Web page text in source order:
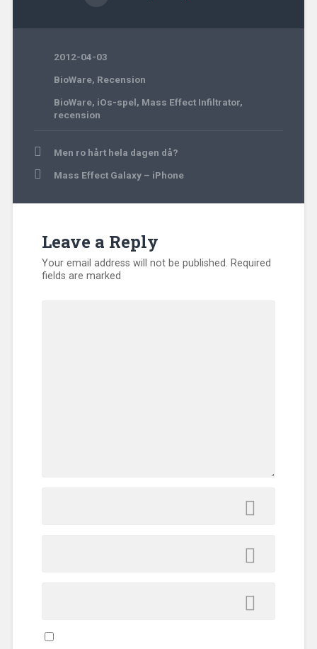
2012-04-03
BioWare, Recension
BioWare, iOs-spel, Mass Effect Infiltrator,
recension
PostMen ro hårt hela dagen då?
Mass Effect Galaxy – iPhone
Leave a Reply
Your email address will not be published. Required
fields are marked